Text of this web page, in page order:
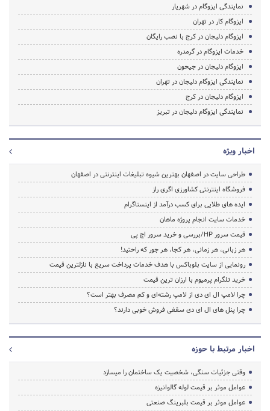
نمایندگی ایزوگام در شهریار
ایزوگام کار در تهران
ایزوگام دلیجان در کرج با نصب رایگان
خدمات ایزوگام در گرمدره
ایزوگام دلیجان در جیحون
نمایندگی ایزوگام دلیجان در تهران
ایزوگام دلیجان در کرج
نمایندگی ایزوگام دلیجان در تبریز
اخبار ویژه
طراحی سایت در اصفهان بهترین شیوه تبلیغات اینترنتی در اصفهان
فروشگاه اینترنتی کشاورزی اگری راز
ایده های طلایی برای کسب درآمد از اینستاگرام
خدمات سایت انجام پروژه ماهان
قیمت سرور HP/بررسی و خرید سرور اچ پی
هر زبانی، هر زمانی، هر کجا، هر جور که راحتید!
رونمایی از سایت بلوباکس با هدف خدمات پرداخت سریع با نازلترین قیمت
خرید تلگرام پرمیوم با ارزان ترین قیمت
چرا لامپ ال ای دی از لامپ رشته‌ای و کم مصرف بهتر است؟
چرا پنل های ال ای دی سقفی فروش خوبی دارند؟
اخبار مرتبط با حوزه
وقتی جزئیات سنگی، شخصیت یک ساختمان را میسازد
عوامل موثر بر قیمت لوله گالوانیزه
عوامل موثر بر قیمت بلبرینگ صنعتی